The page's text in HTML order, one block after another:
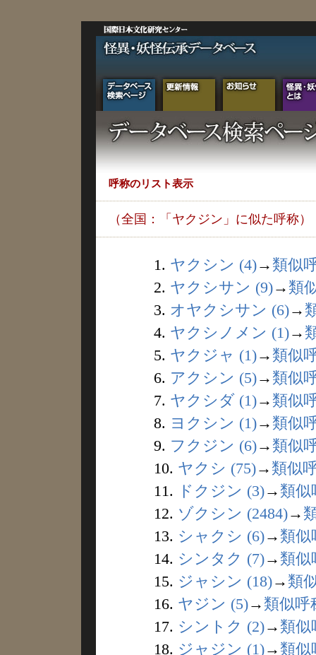
呼称のリスト表示
（全国：「ヤクジン」に似た呼称）
1. ヤクシン (4)→ 類似
2. ヤクシサン (9)→ 類
3. オヤクシサン (6)→
4. ヤクシノメン (1)→
5. ヤクジャ (1)→ 類似
6. アクシン (5)→ 類似
7. ヤクシダ (1)→ 類似
8. ヨクシン (1)→ 類似
9. フクジン (6)→ 類似
10. ヤクシ (75)→ 類似
11.
ドクジン (3)→ 類似
12. ゾクシン (2484)→
13. シャクシ (6)→ 類似
14. シンタク (7)→ 類似
15. ジャシン (18)→ 類
16. ヤジン (5)→ 類似呼
17. シントク (2)→ 類似
18. ジャジン (1)→ 類似